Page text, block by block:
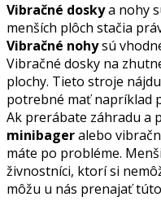
Vibračné doskya nohy
menších plôch stačia
Vibračné nohysú
Vibračné dosky na
plochy. Tieto stroje
potrebné mať napríklad
Ak prerábate záhradu a
minibageralebo
máte po probléme.
živnostníci, ktorí si
môžu u nás prenajať